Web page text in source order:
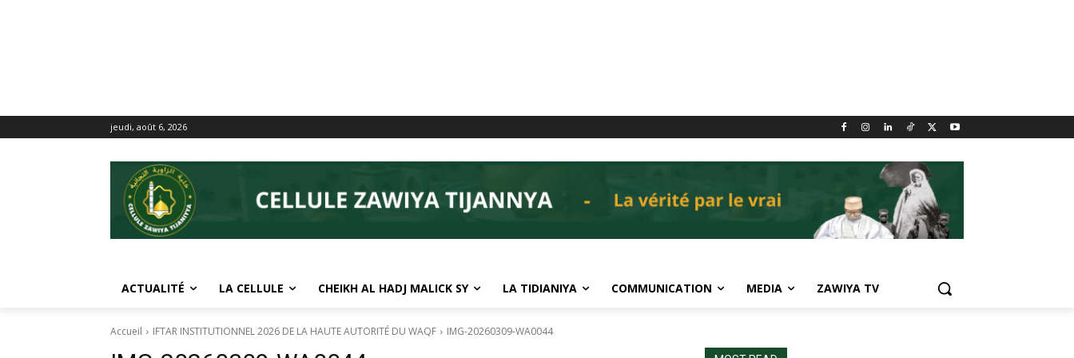
jeudi, août 6, 2026
ACTUALITÉ LA CELLULE CHEIKH AL HADJ MALICK SY LA TIDIANIYA COMMUNICATION MEDIA ZAWIYA TV
Accueil IFTAR INSTITUTIONNEL 2026 DE LA HAUTE AUTORITÉ DU WAQF IMG-20260309-WA0044